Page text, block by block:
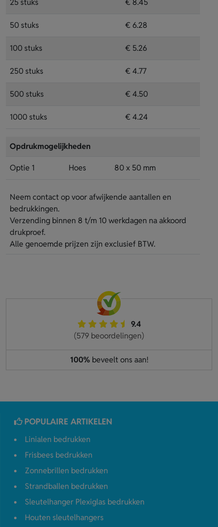
25 stuks € 8.45
50 stuks € 6.28
100 stuks € 5.26
250 stuks € 4.77
500 stuks € 4.50
1000 stuks € 4.24
Opdrukmogelijkheden
Optie 1 Hoes 80 x 50 mm
Neem contact op voor afwijkende aantallen en
bedrukkingen.
Verzending binnen 8 t/m 10 werkdagen na akkoord
drukproef.
Alle genoemde prijzen zijn exclusief BTW.
9.4
(579 beoordelingen)
100%beveelt ons aan!
POPULAIRE ARTIKELEN
Linialen bedrukken
Frisbees bedrukken
Zonnebrillen bedrukken
Strandballen bedrukken
Sleutelhanger Plexiglas bedrukken
Houten sleutelhangers